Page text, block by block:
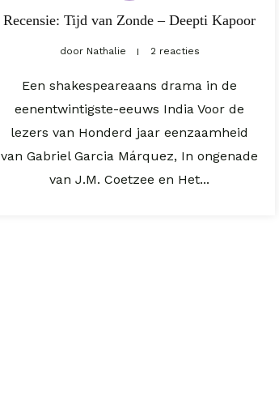
Recensie: Tijd van Zonde – Deepti Kapoor
doorNathalie 2 reacties
Een shakespeareaans drama in de
eenentwintigste-eeuws India Voor de
lezers van Honderd jaar eenzaamheid
van Gabriel Garcia Márquez, In ongenade
van J.M. Coetzee en Het...